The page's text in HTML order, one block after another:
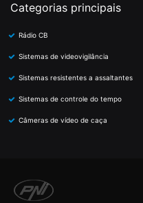
Categorias principais
Rádio CB
Sistemas de videovigilância
Sistemas resistentes a assaltantes
Sistemas de controle do tempo
Câmeras de vídeo de caça